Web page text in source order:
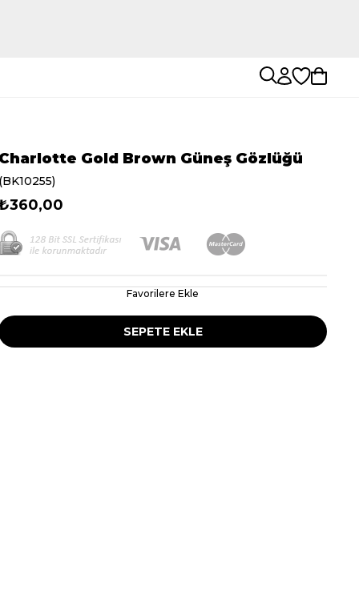
Charlotte Gold Brown Güneş Gözlüğü
(BK10255)
Favorilere Ekle